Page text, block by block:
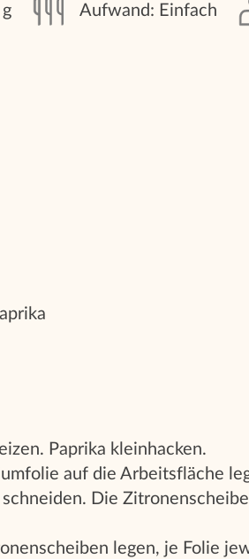
Aufwand: Einfach
Paprika kleinhacken.
auf die Arbeitsfläche
Die
legen, je Folie